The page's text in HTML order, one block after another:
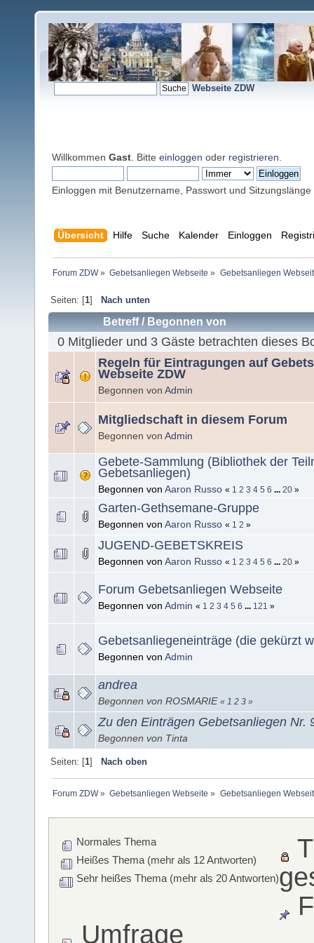
Webseite ZDW
Willkommen Gast . Bitte einloggen oder registrieren
Einloggen mit Benutzername, Passwort und Sitzungslänge
Übersicht Hilfe Suche Kalender Einloggen
Forum ZDW» Gebetsanliegen Webseite » Gebetsanliegen
Seiten: [1] Nach unten
Betreff/ Begonnen von
0 Mitglieder und 3 Gäste betrachten dieses
Regeln für Eintragungen auf
Webseite ZDW
Begonnen von Admin
Mitgliedschaft in diesem Forum
Begonnen von Admin
Gebete-Sammlung (Bibliothek der
Gebetsanliegen)
Begonnen von Aaron Russo « 1 2 3 4 5 6 ... 20 »
Garten-Gethsemane-Gruppe
Begonnen von Aaron Russo « 1 2 »
JUGEND-GEBETSKREIS
Begonnen von Aaron Russo « 1 2 3 4 5 6 ... 20 »
Forum Gebetsanliegen Webseite
Begonnen von Admin « 1 2 3 4 5 6 ... 121 »
Gebetsanliegeneinträge (die gekürzt
Begonnen von Admin
andrea
Begonnen von ROSMARIE « 1 2 3 »
Zu den Einträgen Gebetsanliegen Nr.
Begonnen von Tinta
Seiten: [1] Nach oben
Forum ZDW» Gebetsanliegen Webseite » Gebetsanliegen
Normales Thema
Heißes Thema (mehr als 12 Antworten)
Sehr heißes Thema (mehr als 20 Antworten)
Umfrage